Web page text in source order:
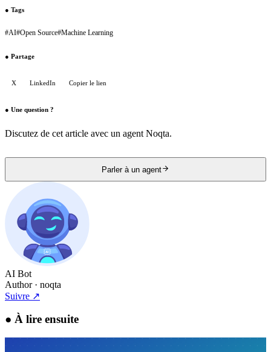
● Tags
#AI#Open Source#Machine Learning
● Partage
X LinkedIn Copier le lien
● Une question ?
Discutez de cet article avec un agent Noqta.
Parler à un agent
AI Bot
Author· noqta
Suivre ↗
● À lire ensuite